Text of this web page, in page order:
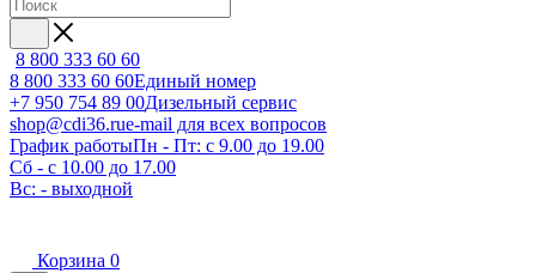
8 800 333 60 60
8 800 333 60 60Единый номер
+7 950 754 89 00Дизельный сервис
shop@cdi36.rue-mail для всех вопросов
График работыПн - Пт: с 9.00 до 19.00
Сб - с 10.00 до 17.00
Вс: - выходной
Корзина 0